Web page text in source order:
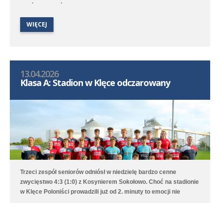
choć to Poloniści byli stroną dominującą. W 68. minucie
taktyczny przed polem karnym i przewaga Polonii jeszcze
wzrosła aż w 76. minucie gola na 1:0 strzelił Marcel Kliszkowiak.
średzka drużyna zdobyła gola na wagę trzech punktów, a po
dobrym dośrodkowaniu Franciszka Błaszyka wynik ustalił
WIĘCEJ
13.04.2026
Klasa A: Stadion w Klęce odczarowany
Trzeci zespół seniorów odniósł w niedzielę bardzo cenne
zwycięstwo 4:3 (1:0) z Kosynierem Sokołowo. Choć na stadionie
w Klęce Poloniści prowadzili już od 2. minuty to emocji nie